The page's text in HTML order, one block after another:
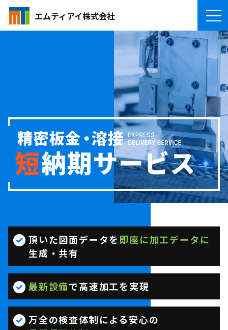
エムティアイ株式会社
頂いた図面データを即座に加工データに
生成・共有
最新設備で高速加工を実現
万全の検査体制による安心の